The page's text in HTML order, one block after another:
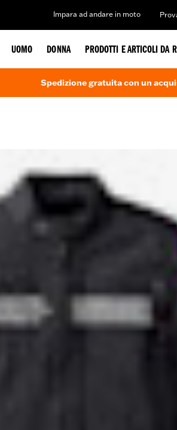
Impara ad andare in moto
UOMO DONNA PRODOTTI E ARTICOLI DA
Spedizione gratuita con un